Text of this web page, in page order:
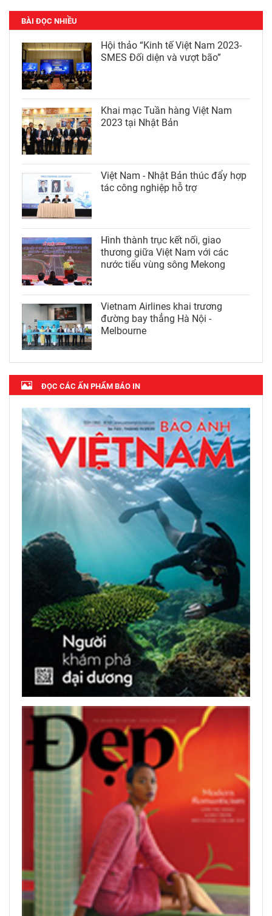
BÀI ĐỌC NHIỀU
Hội thảo “Kinh tế Việt Nam 2023-
SMES Đối diện và vượt bão”
Khai mạc Tuần hàng Việt Nam
2023 tại Nhật Bản
Việt Nam - Nhật Bản thúc đẩy hợp
tác công nghiệp hỗ trợ
Hình thành trục kết nối, giao
thương giữa Việt Nam với các
nước tiểu vùng sông Mekong
Vietnam Airlines khai trương
đường bay thẳng Hà Nội -
Melbourne
ĐỌC CÁC ẤN PHẨM BÁO IN